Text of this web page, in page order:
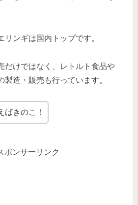
リンギは国内トップです。
だけではなく、レトルト食品や
製造・販売も行っています。
ばきのこ！
ポンサーリンク